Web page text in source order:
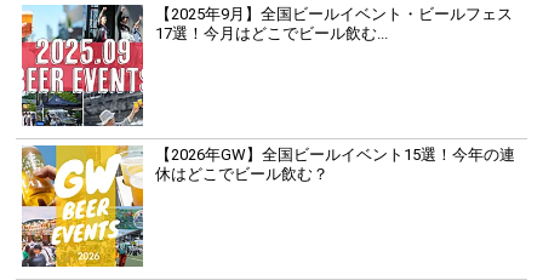
【2025年9月】全国ビールイベント・ビールフェス
17選！今月はどこでビール飲む...
【2026年GW】全国ビールイベント15選！今年の連
休はどこでビール飲む？